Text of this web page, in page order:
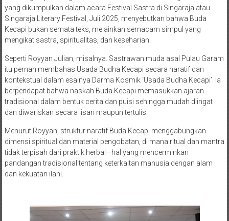
yang dikumpulkan dalam acara Festival Sastra di Singaraja atau
Singaraja Literary Festival, Juli 2025, menyebutkan bahwa Buda
Kecapi bukan semata teks, melainkan semacam simpul yang
mengikat sastra, spiritualitas, dan keseharian.
Seperti Royyan Julian, misalnya. Sastrawan muda asal Pulau Garam
itu pernah membahas Usada Budha Kecapi secara naratif dan
kontekstual dalam esainya Darma Kosmik ‘Usada Budha Kecapi’. Ia
berpendapat bahwa naskah Buda Kecapi memasukkan ajaran
tradisional dalam bentuk cerita dan puisi sehingga mudah diingat
dan diwariskan secara lisan maupun tertulis.
Menurut Royyan, struktur naratif Buda Kecapi menggabungkan
dimensi spiritual dan material pengobatan, di mana ritual dan mantra
tidak terpisah dari praktik herbal—hal yang mencerminkan
pandangan tradisional tentang keterkaitan manusia dengan alam
dan kekuatan ilahi.